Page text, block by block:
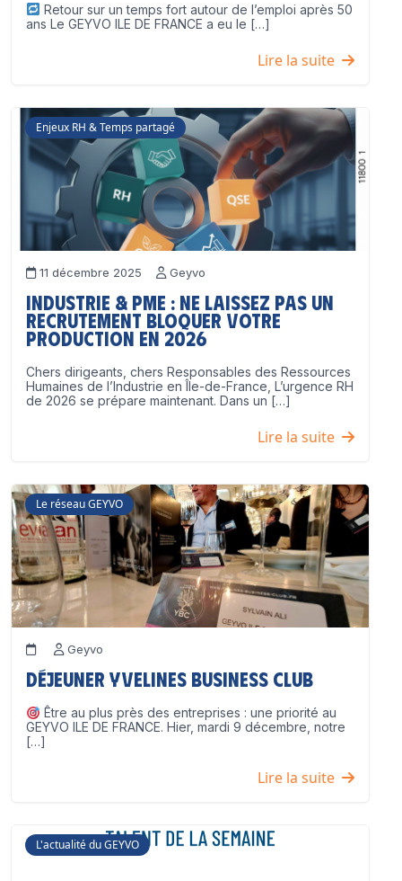
Retour sur un temps fort autour de l’emploi après 50
ans Le GEYVO ILE DE FRANCE a eu le […]
Lire la suite
Enjeux RH & Temps partagé
11 décembre 2025 Geyvo
Industrie & PME : ne laissez pas un
recrutement bloquer votre
production en 2026
Chers dirigeants, chers Responsables des Ressources
Humaines de l’Industrie en Île-de-France, L’urgence RH
de 2026 se prépare maintenant. Dans un […]
Lire la suite
Le réseau GEYVO
Geyvo
Déjeuner Yvelines Business Club
Être au plus près des entreprises : une priorité au
GEYVO ILE DE FRANCE. Hier, mardi 9 décembre, notre
[…]
Lire la suite
L'actualité du GEYVO